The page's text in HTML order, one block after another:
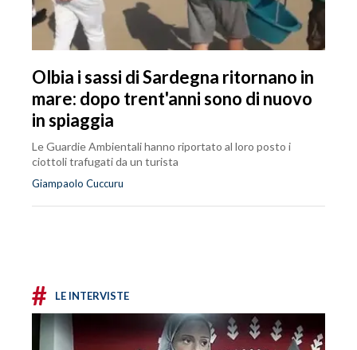
Olbia i sassi di Sardegna ritornano in
mare: dopo trent'anni sono di nuovo
in spiaggia
Le Guardie Ambientali hanno riportato al loro posto i
ciottoli trafugati da un turista
Giampaolo Cuccuru
# LE INTERVISTE